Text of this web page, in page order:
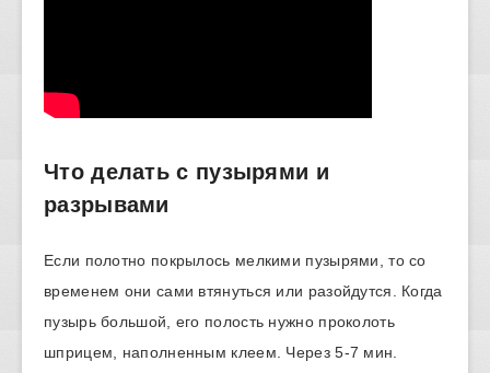
Что делать с пузырями и
разрывами
Если полотно покрылось мелкими пузырями, то со
временем они сами втянуться или разойдутся. Когда
пузырь большой, его полость нужно проколоть
шприцем, наполненным клеем. Через 5-7 мин.